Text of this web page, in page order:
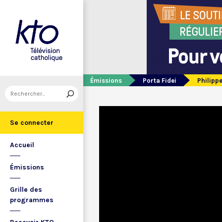
Se connecter
Accueil
Émissions
Grille des
programmes
Émissions Porta Fidei Philippe